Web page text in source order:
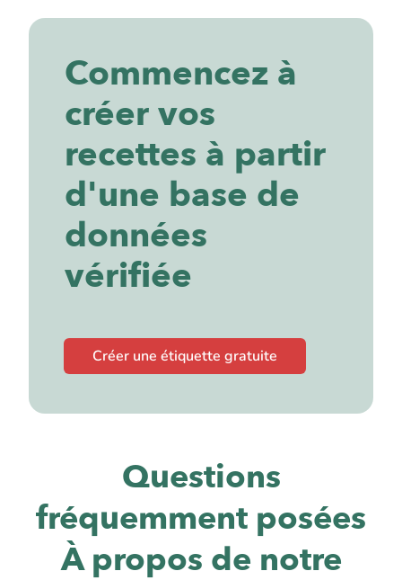
Commencez à
créer vos
recettes à partir
d'une base de
données
vérifiée
Créer une étiquette gratuite
Questions
fréquemment posées
À propos de notre